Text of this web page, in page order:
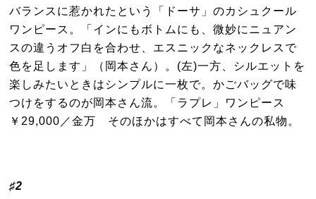
バランスに惹かれたという「ドーサ」のカシュクール
ワンピース。「インにもボトムにも、微妙にニュアン
スの違うオフ白を合わせ、エスニックなネックレスで
色を足します」（岡本さん）。(左)一方、シルエットを
楽しみたいときはシンプルに一枚で。かごバッグで味
つけをするのが岡本さん流。「ラプレ」ワンピース
￥29,000／金万 そのほかはすべて岡本さんの私物。
♯2